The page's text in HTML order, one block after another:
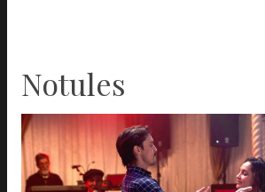
Notules